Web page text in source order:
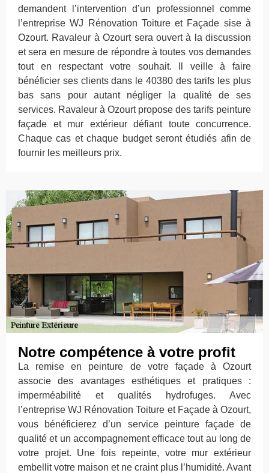
demandent l’intervention d’un professionnel comme
l’entreprise WJ Rénovation Toiture et Façade sise à
Ozourt. Ravaleur à Ozourt sera ouvert à la discussion
et sera en mesure de répondre à toutes vos demandes
tout en respectant votre souhait. Il veille à faire
bénéficier ses clients dans le 40380 des tarifs les plus
bas sans pour autant négliger la qualité de ses
services. Ravaleur à Ozourt propose des tarifs peinture
façade et mur extérieur défiant toute concurrence.
Chaque cas et chaque budget seront étudiés afin de
fournir les meilleurs prix.
Notre compétence à votre profit
La remise en peinture de votre façade à Ozourt
associe des avantages esthétiques et pratiques :
imperméabilité et qualités hydrofuges. Avec
l’entreprise WJ Rénovation Toiture et Façade à Ozourt,
vous bénéficierez d’un service peinture façade de
qualité et un accompagnement efficace tout au long de
votre projet. Une fois repeinte, votre mur extérieur
embellit votre maison et ne craint plus l’humidité. Avant